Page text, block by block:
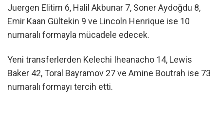
Juergen Elitim 6, Halil Akbunar 7, Soner Aydoğdu 8,
Emir Kaan Gültekin 9 ve Lincoln Henrique ise 10
numaralı formayla mücadele edecek.
Yeni transferlerden Kelechi Iheanacho 14, Lewis
Baker 42, Toral Bayramov 27 ve Amine Boutrah ise 73
numaralı formayı tercih etti.